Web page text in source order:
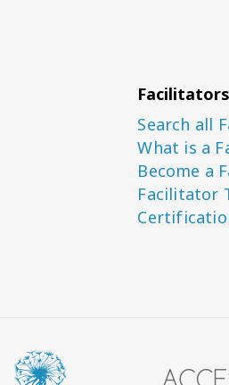
Facilitators
Search all
What is a
Become a
Facilitator